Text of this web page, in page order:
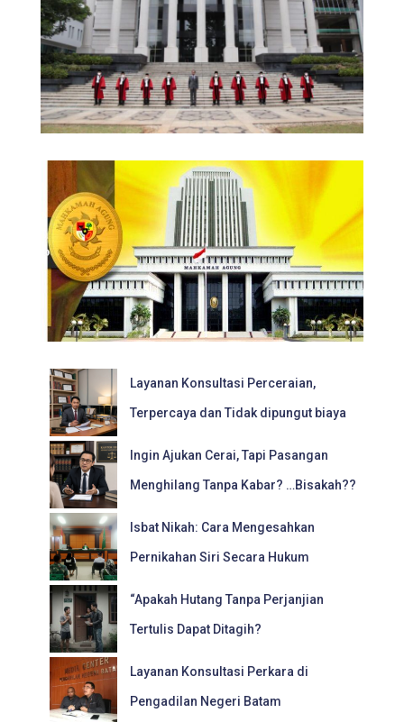
Layanan Konsultasi Perceraian,
Terpercaya dan Tidak dipungut biaya
Ingin Ajukan Cerai, Tapi Pasangan
Menghilang Tanpa Kabar? …Bisakah??
Isbat Nikah: Cara Mengesahkan
Pernikahan Siri Secara Hukum
“Apakah Hutang Tanpa Perjanjian
Tertulis Dapat Ditagih?
Layanan Konsultasi Perkara di
Pengadilan Negeri Batam